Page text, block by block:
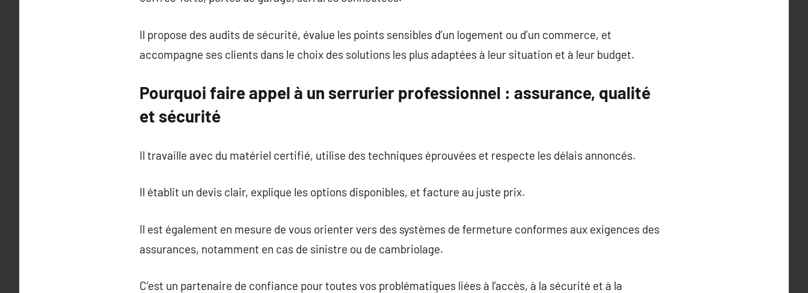
Il propose des audits de sécurité, évalue les points sensibles d’un logement ou d’un commerce, et
accompagne ses clients dans le choix des solutions les plus adaptées à leur situation et à leur budget.
Pourquoi faire appel à un serrurier professionnel : assurance, qualité
et sécurité
Il travaille avec du matériel certifié, utilise des techniques éprouvées et respecte les délais annoncés.
Il établit un devis clair, explique les options disponibles, et facture au juste prix.
Il est également en mesure de vous orienter vers des systèmes de fermeture conformes aux exigences des
assurances, notamment en cas de sinistre ou de cambriolage.
C’est un partenaire de confiance pour toutes vos problématiques liées à l’accès, à la sécurité et à la